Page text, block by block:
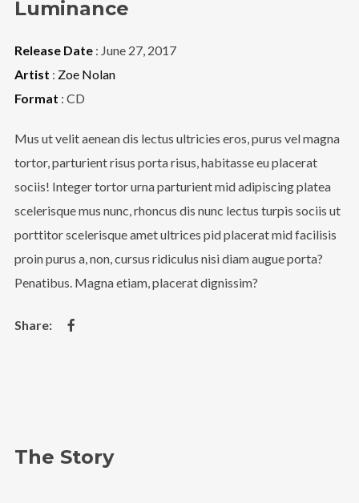
The Story
Luminance
Release Date: June 27, 2017
Artist : Zoe Nolan
Format : CD
Mus ut velit aenean dis lectus ultricies eros, purus vel magna
tortor, parturient risus porta risus, habitasse eu placerat
sociis! Integer tortor urna parturient mid adipiscing platea
scelerisque mus nunc, rhoncus dis nunc lectus turpis sociis ut
porttitor scelerisque amet ultrices pid placerat mid facilisis
proin purus a, non, cursus ridiculus nisi diam augue porta?
Penatibus. Magna etiam, placerat dignissim?